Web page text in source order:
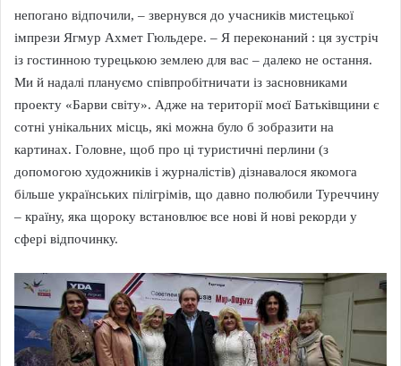
непогано відпочили, – звернувся до учасників мистецької
імпрези Ягмур Ахмет Гюльдере. – Я переконаний : ця зустріч
із гостинною турецькою землею для вас – далеко не остання.
Ми й надалі плануємо співпробітничати із засновниками
проекту «Барви світу». Адже на території моєї Батьківщини є
сотні унікальних місць, які можна було б зобразити на
картинах. Головне, щоб про ці туристичні перлини (з
допомогою художників і журналістів) дізнавалося якомога
більше українських пілігрімів, що давно полюбили Туреччину
– країну, яка щороку встановлює все нові й нові рекорди у
сфері відпочинку.